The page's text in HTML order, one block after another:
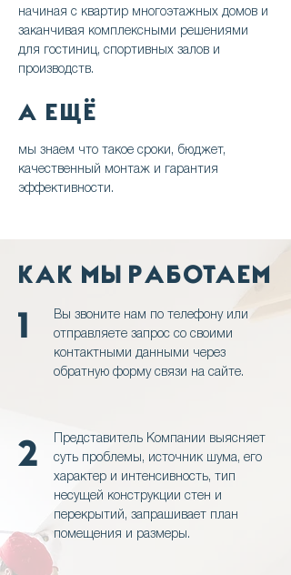
начиная с квартир многоэтажных домов и
заканчивая комплексными решениями
для гостиниц, спортивных залов и
производств.
А ЕЩЁ
мы знаем что такое сроки, бюджет,
качественный монтаж и гарантия
эффективности.
КАК МЫ РАБОТАЕМ
1
Вы звоните нам по телефону или
отправляете запрос со своими
контактными данными через
обратную форму связи на сайте.
Представитель Компании выясняет
суть проблемы, источник шума, его
характер и интенсивность, тип
несущей конструкции стен и
перекрытий, запрашивает план
помещения и размеры.
2